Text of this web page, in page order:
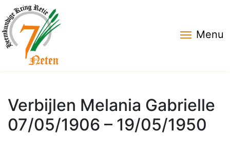
Menu
Verbijlen Melania Gabrielle
07/05/1906 – 19/05/1950